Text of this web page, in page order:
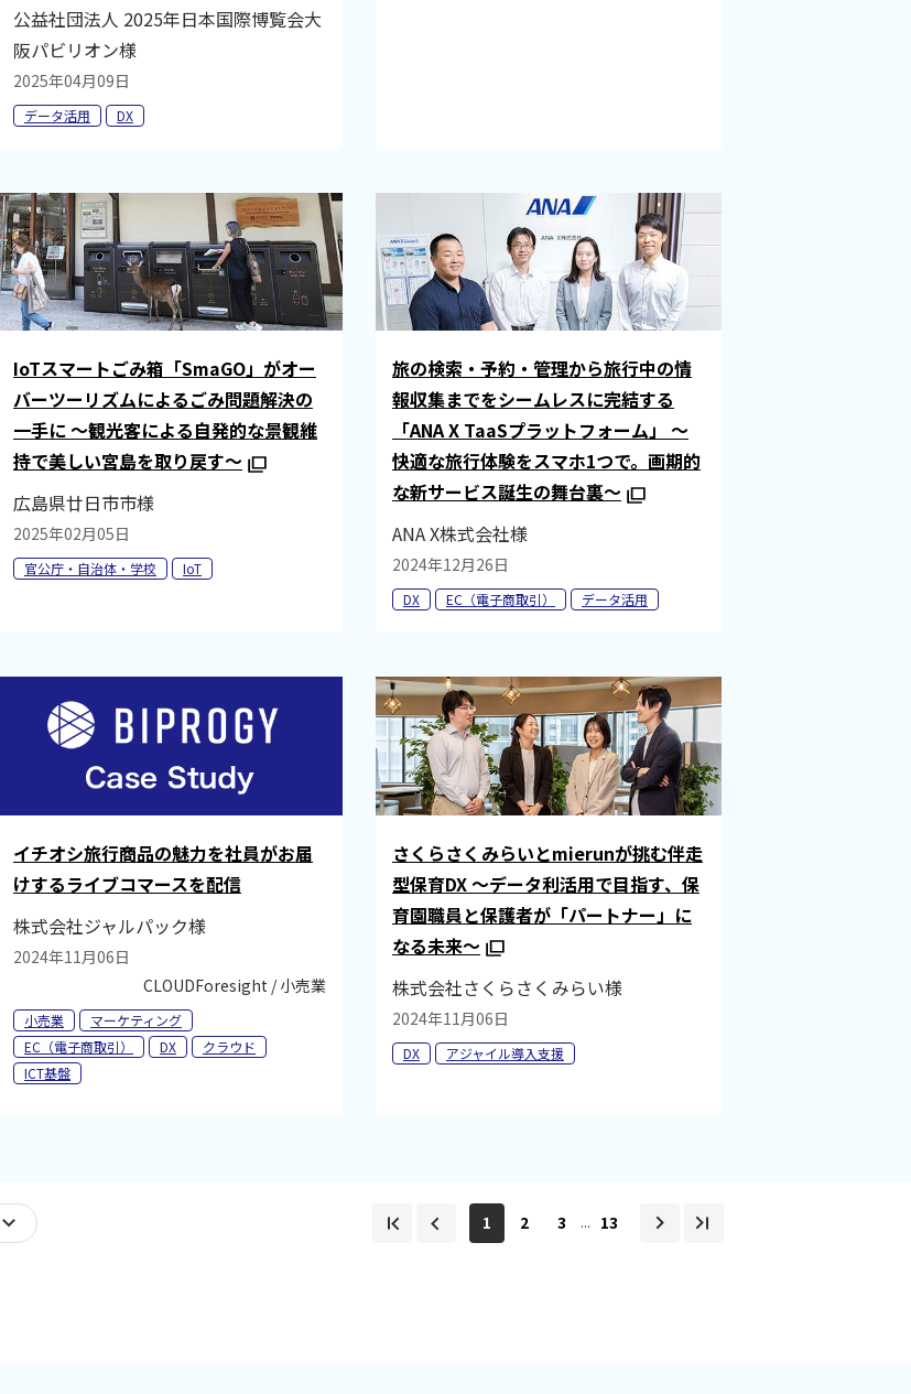
公益社団法人 2025年日本国際博覧会大
阪パビリオン様
2025年04月09日
データ活用 DX
IoTスマートごみ箱「SmaGO」がオー
バーツーリズムによるごみ問題解決の
一手に ～観光客による自発的な景観維
持で美しい宮島を取り戻す～
広島県廿日市市様
2025年02月05日
官公庁・自治体・学校 IoT
旅の検索・予約・管理から旅行中の情
報収集までをシームレスに完結する
「ANA X TaaSプラットフォーム」 ～
快適な旅行体験をスマホ1つで。画期的
な新サービス誕生の舞台裏～
ANA X株式会社様
2024年12月26日
DX EC（電子商取引） データ活用
イチオシ旅行商品の魅力を社員がお届
けするライブコマースを配信
株式会社ジャルパック様
2024年11月06日
CLOUDForesight / 小売業
小売業
マーケティング
EC（電子商取引）
DX
クラウド
ICT基盤
さくらさくみらいとmierunが挑む伴走
型保育DX ～データ利活用で目指す、保
育園職員と保護者が「パートナー」に
なる未来～
株式会社さくらさくみらい様
2024年11月06日
DX アジャイル導入支援
1 2 3 ... 13